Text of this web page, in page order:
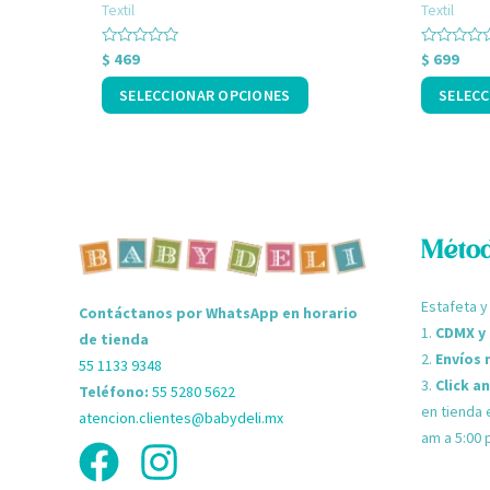
Textil
Valorado
con
0
5
$ 469
SELECCIONAR OPCIONES
página
de
producto
Textil
Valorado
con
0
5
$ 699
página
de
producto
Contáctanos por WhatsApp en horario
de tienda
55 1133 9348
Teléfono: 55 5280 5622
atencion.clientes@babydeli.mx
Estafeta
1. CDMX
2. Envíos
3. Click
en tienda
am a 5:00